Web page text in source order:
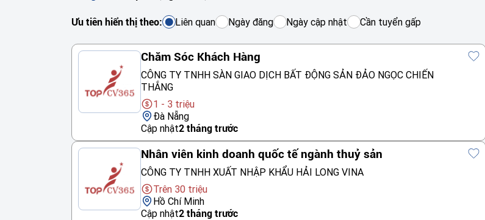
Ưu tiên hiển thị theo: Liên quan Ngày đăng Ngày cập nhật Cần tuyển gấp
Chăm Sóc Khách Hàng
CÔNG TY TNHH SÀN GIAO DỊCH BẤT ĐỘNG SẢN ĐẢO NGỌC CHIẾN
THẮNG
1 - 3 triệu
Đà Nẵng
Cập nhật2 tháng trước
Nhân viên kinh doanh quốc tế ngành thuỷ sản
CÔNG TY TNHH XUẤT NHẬP KHẨU HẢI LONG VINA
Trên 30 triệu
Hồ Chí Minh
Cập nhật2 tháng trước